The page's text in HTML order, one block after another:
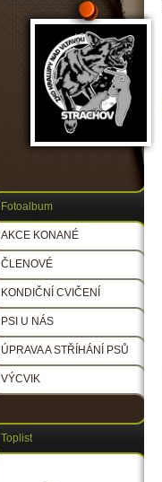
Fotoalbum
AKCE KONANÉ
ČLENOVÉ
KONDIČNÍ CVIČENÍ
PSI U NÁS
ÚPRAVA A STŘÍHÁNÍ PSŮ
VÝCVIK
Toplist